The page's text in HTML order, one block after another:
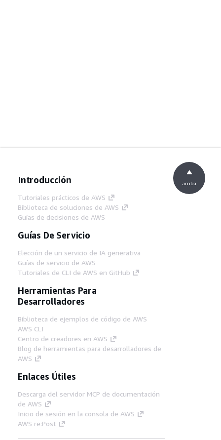
Introducción
Tutoriales prácticos de AWS
Biblioteca de soluciones de AWS
Guías de decisiones de AWS
Guías De Servicio
Elección de un servicio de IA generativa
Guías de servicio de AWS
Tutoriales de CLI de AWS en GitHub
Herramientas Para
Desarrolladores
Biblioteca de ejemplos de código de AWS
AWS CLI
Centro de creadores en AWS
Blog de herramientas para desarrolladores de
AWS
Enlaces Útiles
Descarga del servidor MCP de documentación
de AWS
Inicio de sesión en la consola de AWS
AWS re:Post
arriba